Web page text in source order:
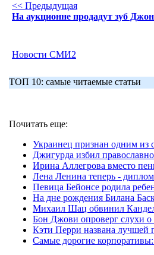
<< Предыдущая
На аукционне продадут зуб
Новости СМИ2
ТОП 10: самые читаемые статьи
Почитать еще:
Украинец признан одним из
Джигурда избил
Ирина Аллегрова вместо
Лена Ленина теперь -
Певица Бейонсе родила
На дне рождения Билана
Михаил Шац обвинил
Бон Джови опроверг слухи о
Кэти Перри названа лучшей
Самые дорогие